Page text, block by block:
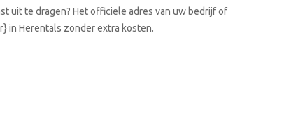
uit te dragen? Het officiele adres van uw bedrijf of
in Herentals zonder extra kosten.